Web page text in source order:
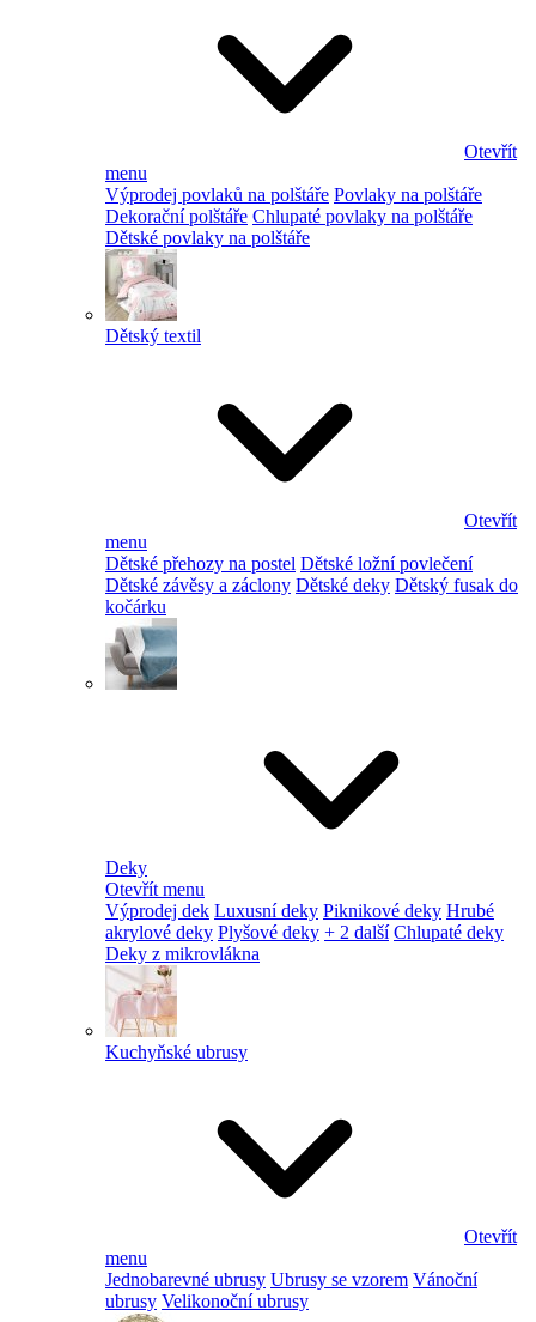
Otevřít
menu
Výprodej povlaků na polštáře Povlaky na polštáře
Dekorační polštáře Chlupaté povlaky na polštáře
Dětské povlaky na polštáře
Dětský textil
Otevřít
menu
Dětské přehozy na postel Dětské ložní povlečení
Dětské závěsy a záclony Dětské deky Dětský fusak do
kočárku
Deky
Otevřít menu
Výprodej dek Luxusní deky Piknikové deky Hrubé
akrylové deky Plyšové deky + 2 další Chlupaté deky
Deky z mikrovlákna
Kuchyňské ubrusy
Otevřít
menu
Jednobarevné ubrusy Ubrusy se vzorem Vánoční
ubrusy Velikonoční ubrusy